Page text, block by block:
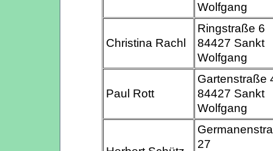
Wolfgang
Christina Rachl
Ringstraße 6
84427 Sankt
Wolfgang
Paul Rott
Gartenstraße
84427 Sankt
Wolfgang
27